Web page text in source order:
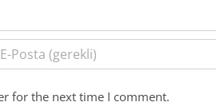
for the next time I comment.